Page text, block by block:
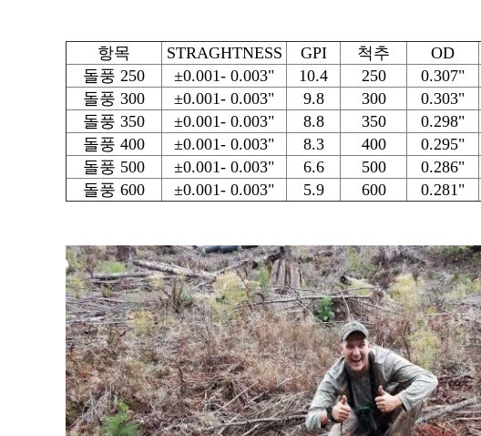
항목 STRAGHTNESS GPI 척추 OD
돌풍 250
±0.001- 0.003" 10.4 250 0.307"
돌풍 300
±0.001- 0.003" 9.8 300 0.303"
돌풍 350
±0.001- 0.003" 8.8 350 0.298"
돌풍 400
±0.001- 0.003" 8.3 400 0.295"
돌풍 500
±0.001- 0.003" 6.6 500 0.286"
돌풍 600
±0.001- 0.003" 5.9 600 0.281"